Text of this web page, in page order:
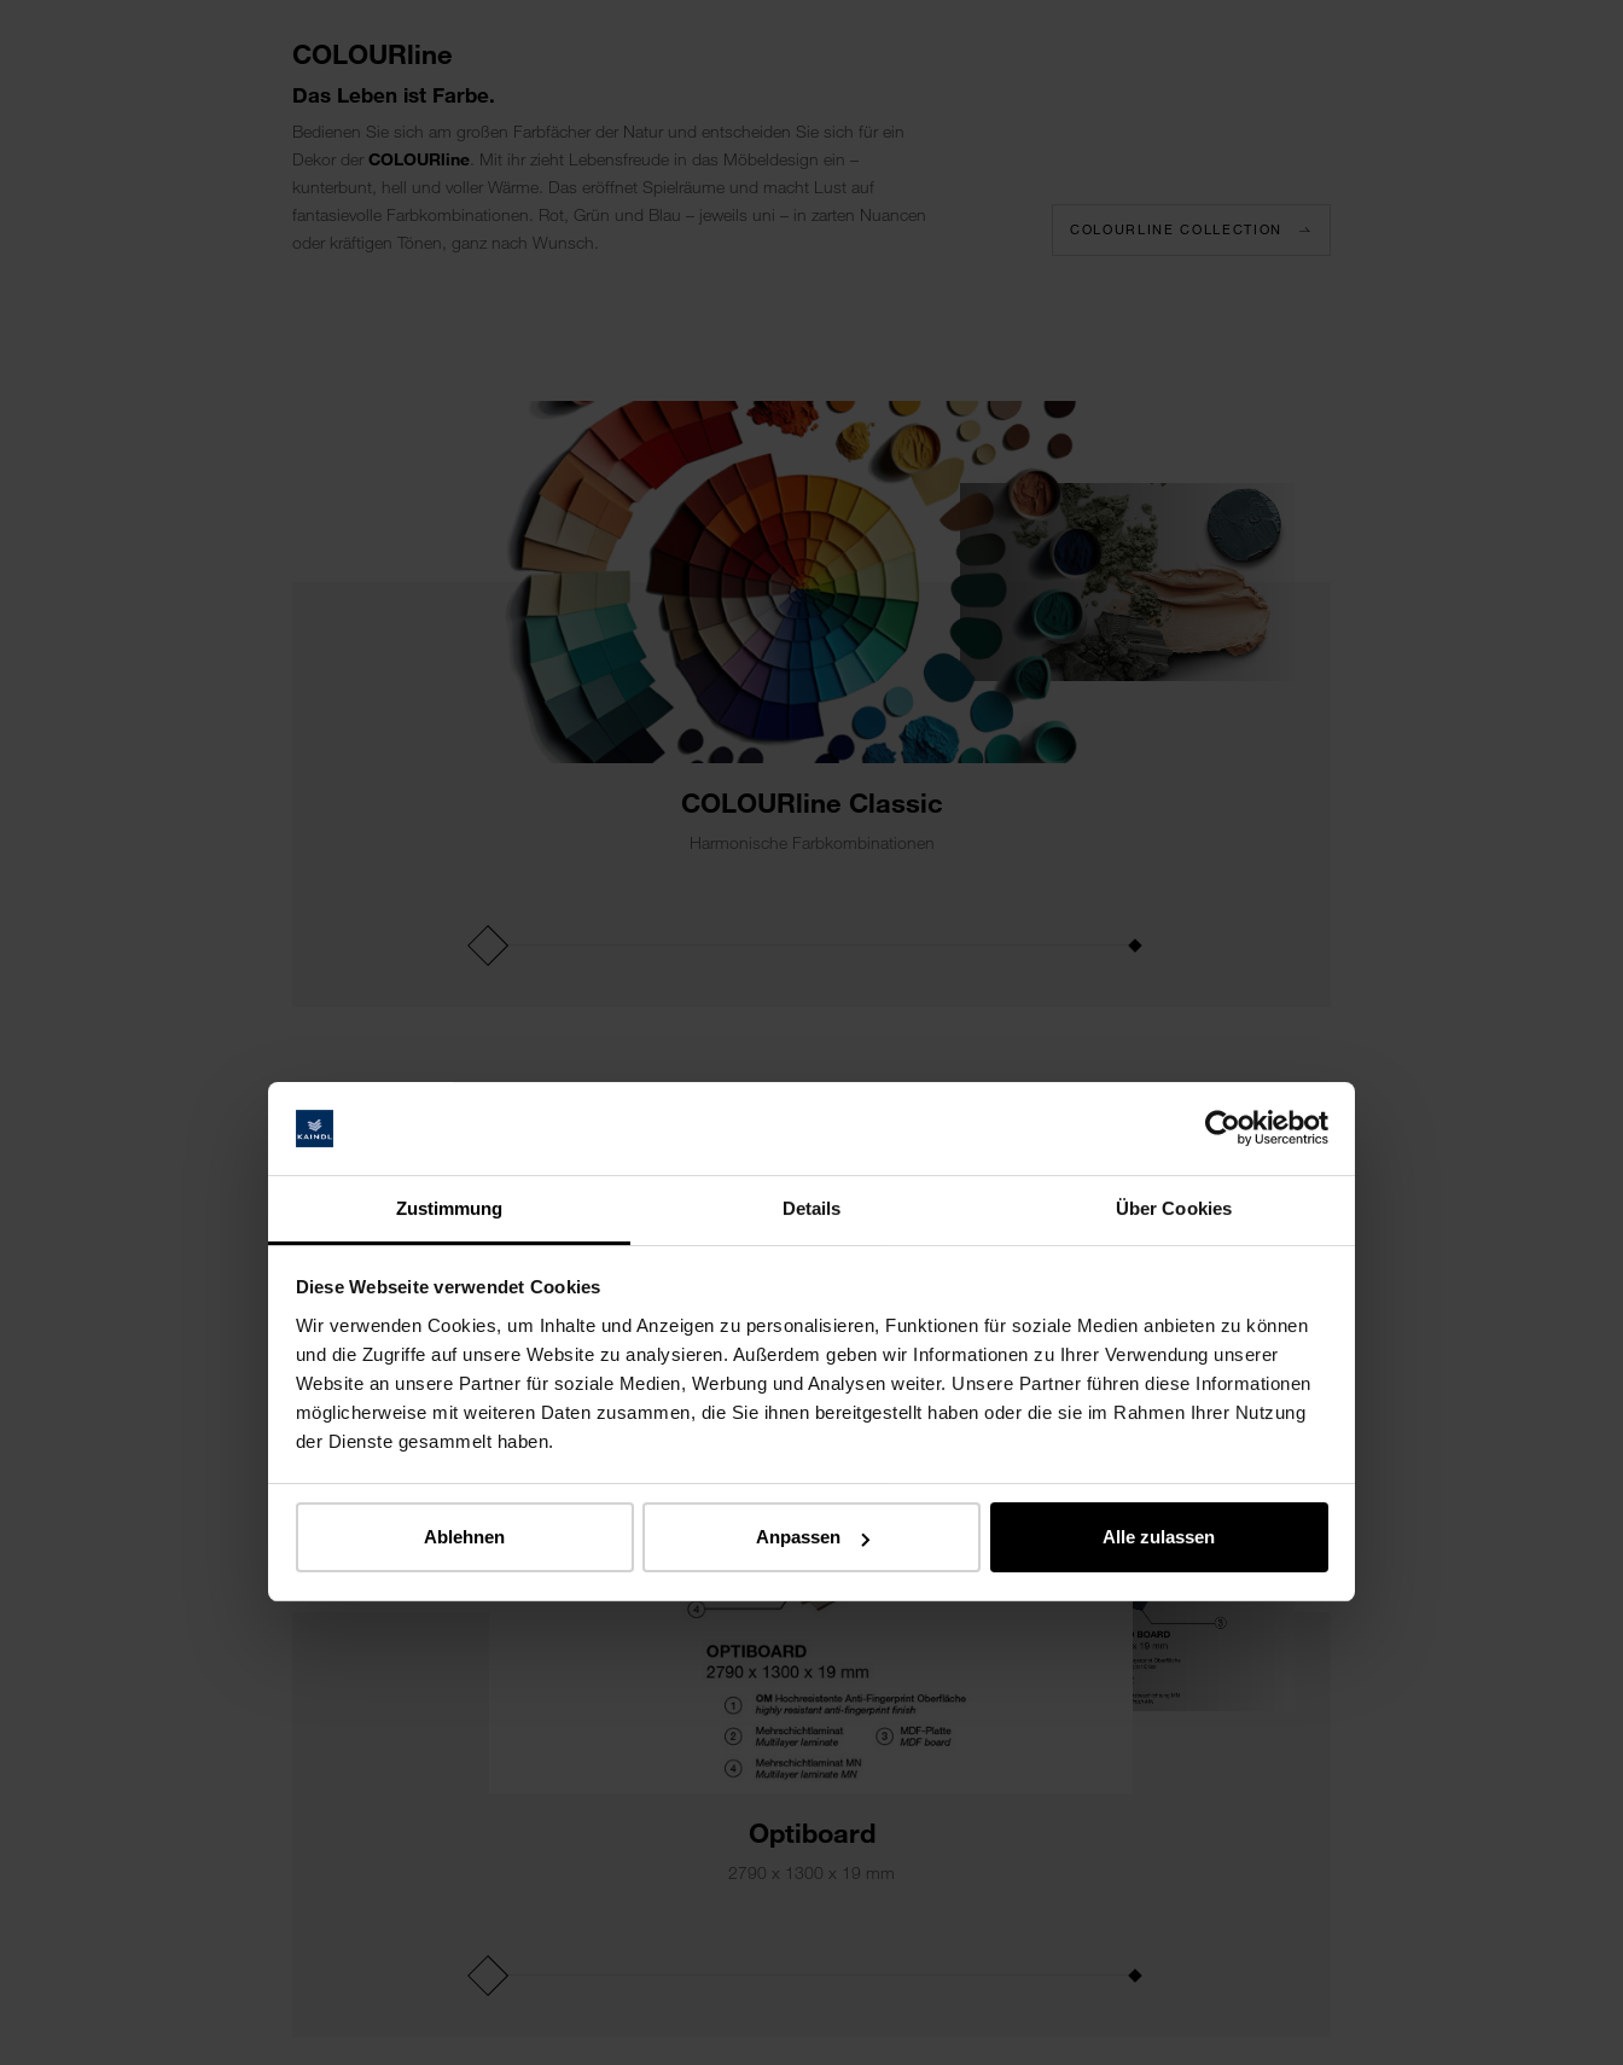
Zustimmung Details Über Cookies
Diese Webseite verwendet Cookies
Wir verwenden Cookies, um Inhalte und Anzeigen zu personalisieren, Funktionen für soziale Medien anbieten zu können
und die Zugriffe auf unsere Website zu analysieren. Außerdem geben wir Informationen zu Ihrer Verwendung unserer
Website an unsere Partner für soziale Medien, Werbung und Analysen weiter. Unsere Partner führen diese Informationen
möglicherweise mit weiteren Daten zusammen, die Sie ihnen bereitgestellt haben oder die sie im Rahmen Ihrer Nutzung
der Dienste gesammelt haben.
Ablehnen Anpassen Alle zulassen
COLOURline
Das Leben ist Farbe.
Bedienen Sie sich am großen Farbfächer der Natur und entscheiden Sie sich für ein
Dekor derCOLOURline . Mit ihr zieht Lebensfreude in das Möbeldesign ein –
kunterbunt, hell und voller Wärme. Das eröffnet Spielräume und macht Lust auf
fantasievolle Farbkombinationen. Rot, Grün und Blau – jeweils uni – in zarten Nuancen
oder kräftigen Tönen, ganz nach Wunsch.
COLOURLINE COLLECTION
COLOURline Classic
Harmonische Farbkombinationen
Anti-Fingerprint
Oberfläche in Perfektion.
Unsere hochwertigenAnti-FingerprintOberflächen überzeugen durch viele
Optiboard
2790 x 1300 x 19 mm